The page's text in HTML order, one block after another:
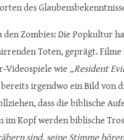
des
den Zombies: Die Popkultur
Toten, geprägt. Filme
Videospiele wie „Resident
irgendwo ein Bild von
dass die biblische
im Kopf werden biblische
sind, seine Stimme